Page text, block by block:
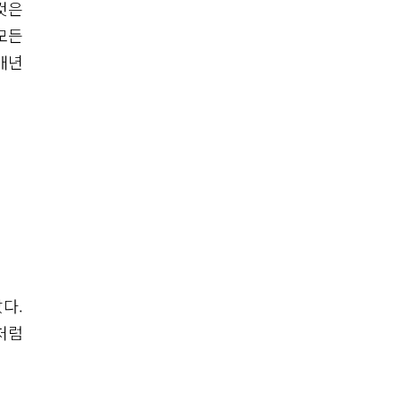
은
든
년
.
럼